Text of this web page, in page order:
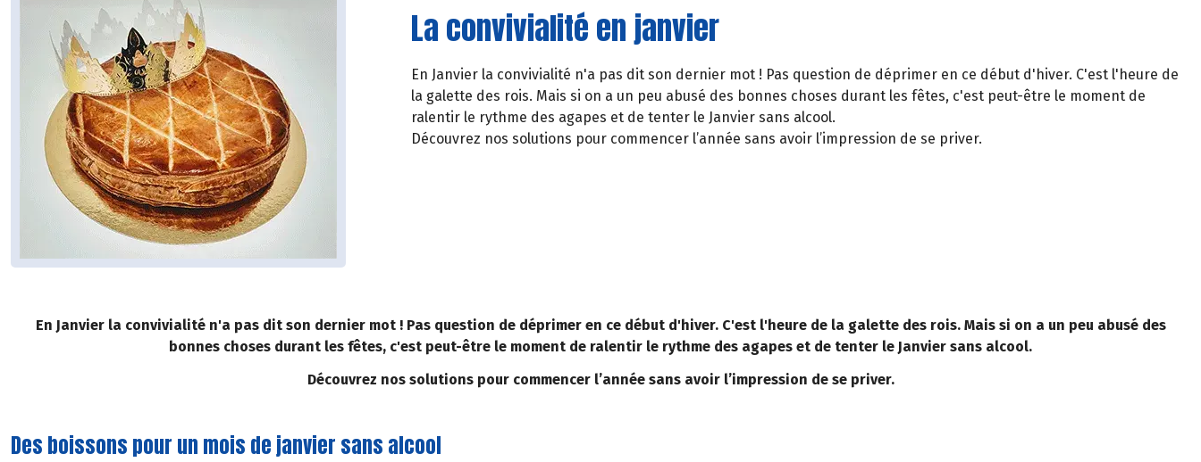
La convivialité en janvier
En Janvier la convivialité n'a pas dit son dernier mot ! Pas question de déprimer en ce début d'hiver. C'est l'heure de
la galette des rois. Mais si on a un peu abusé des bonnes choses durant les fêtes, c'est peut-être le moment de
ralentir le rythme des agapes et de tenter le Janvier sans alcool.
Découvrez nos solutions pour commencer l’année sans avoir l’impression de se priver.
En Janvier la convivialité n'a pas dit son dernier mot ! Pas question de déprimer en ce début d'hiver. C'est l'heure de la galette des rois. Mais si on a un peu abusé des
bonnes choses durant les fêtes, c'est peut-être le moment de ralentir le rythme des agapes et de tenter le Janvier sans alcool.
Découvrez nos solutions pour commencer l’année sans avoir l’impression de se priver.
Des boissons pour un mois de janvier sans alcool